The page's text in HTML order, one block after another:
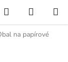
Hledat
KOŠÍK
na papírové